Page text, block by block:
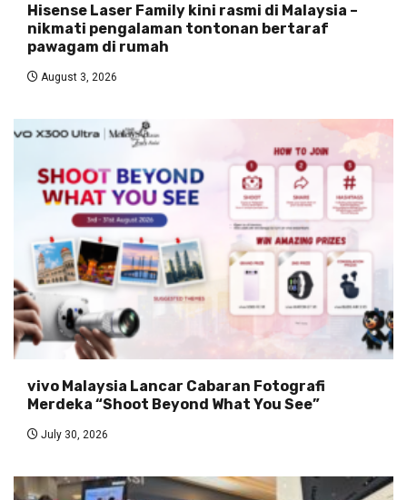
Hisense Laser Family kini rasmi di Malaysia –
nikmati pengalaman tontonan bertaraf
pawagam di rumah
August 3, 2026
vivo Malaysia Lancar Cabaran Fotografi
Merdeka “Shoot Beyond What You See”
July 30, 2026